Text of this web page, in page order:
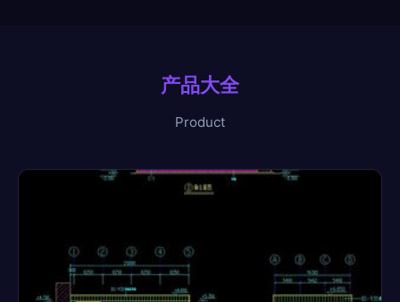
产品大全
Product